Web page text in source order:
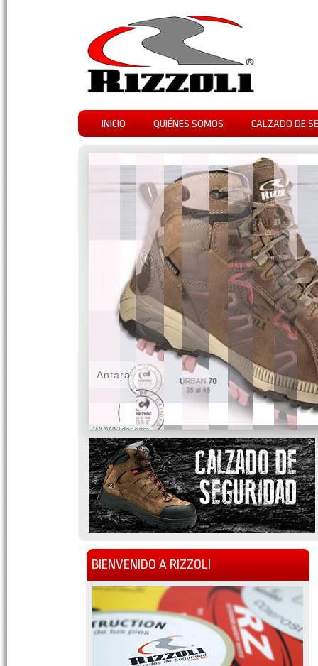
INICIO QUIÉNES SOMOS CALZADO DE
WOWSlider.com
Antara
BIENVENIDO A RIZZOLI